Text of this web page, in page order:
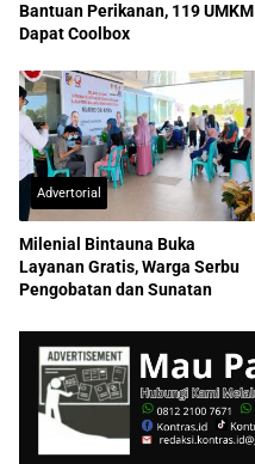
Bantuan Perikanan, 119 UMKM
Dapat Coolbox
Advertorial
Milenial Bintauna Buka
Layanan Gratis, Warga Serbu
Pengobatan dan Sunatan